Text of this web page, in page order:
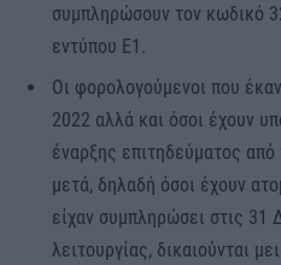
συμπληρώσουν τον κωδικό
εντύπου Ε1.
Οι φορολογούμενοι που
2022 αλλά και όσοι έχουν
έναρξης επιτηδεύματος από
μετά, δηλαδή όσοι έχουν
είχαν συμπληρώσει στις 31
λειτουργίας, δικαιούνται